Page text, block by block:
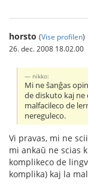
horsto (Vise profilen)
26. dec. 2008 18.02.00
nikko:
Mi ne ŝanĝas
de diskuto kaj
malfacileco de
nereguleco.
Vi pravas, mi ne
mi ankaŭ ne scias
komplikeco de
komplika) kaj la